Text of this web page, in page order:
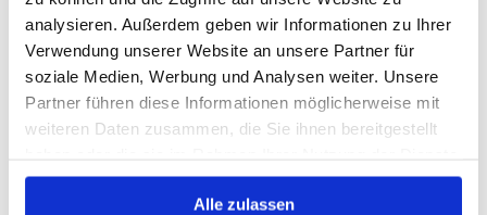
analysieren. Außerdem geben wir Informationen zu Ihrer
Verwendung unserer Website an unsere Partner für
soziale Medien, Werbung und Analysen weiter. Unsere
Partner führen diese Informationen möglicherweise mit
weiteren Daten zusammen, die Sie ihnen bereitgestellt
gesammelt haben.
Alle zulassen
Nicht auf Lager